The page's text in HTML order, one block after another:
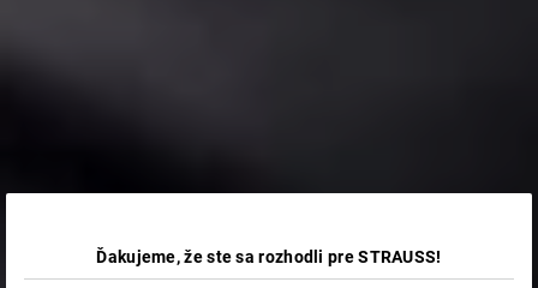
Ďakujeme, že ste sa rozhodli pre STRAUSS!